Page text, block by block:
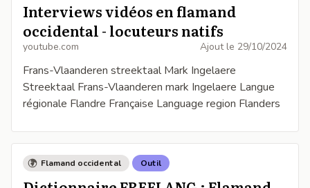
Interviews vidéos en flamand
occidental - locuteurs natifs
youtube.com Ajout le 29/10/2024
Frans-Vlaanderen streektaal Mark Ingelaere
Streektaal Frans-Vlaanderen mark Ingelaere Langue
régionale Flandre Française Language region Flanders
Flamand occidental Outil